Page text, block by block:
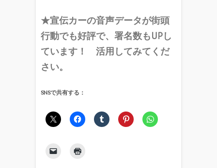
★宣伝カーの音声データが街頭
行動でも好評で、署名数もUPし
ています！ 活用してみてくだ
さい。
SNSで共有する：